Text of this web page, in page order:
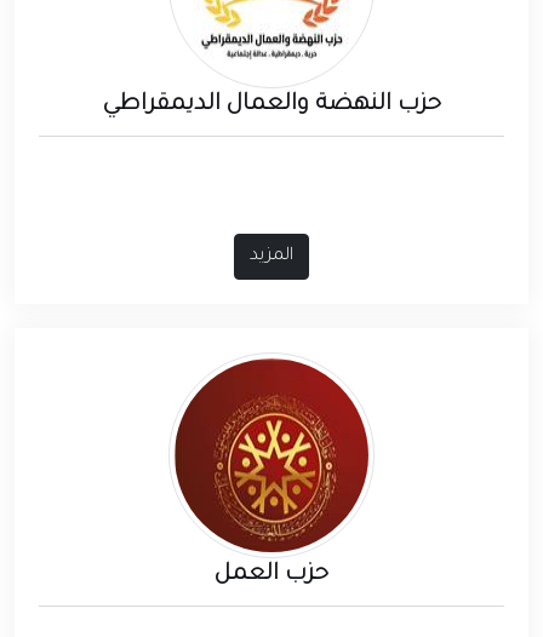
حزب النهضة والعمال الديمقراطي
المزيد
حزب العمل